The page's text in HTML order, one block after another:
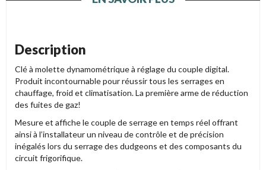
Description
Clé à molette dynamométrique à réglage du couple digital.
Produit incontournable pour réussir tous les serrages en
chauffage, froid et climatisation. La première arme de réduction
des fuites de gaz!
Mesure et affiche le couple de serrage en temps réel offrant
ainsi à l’installateur un niveau de contrôle et de précision
inégalés lors du serrage des dudgeons et des composants du
circuit frigorifique.